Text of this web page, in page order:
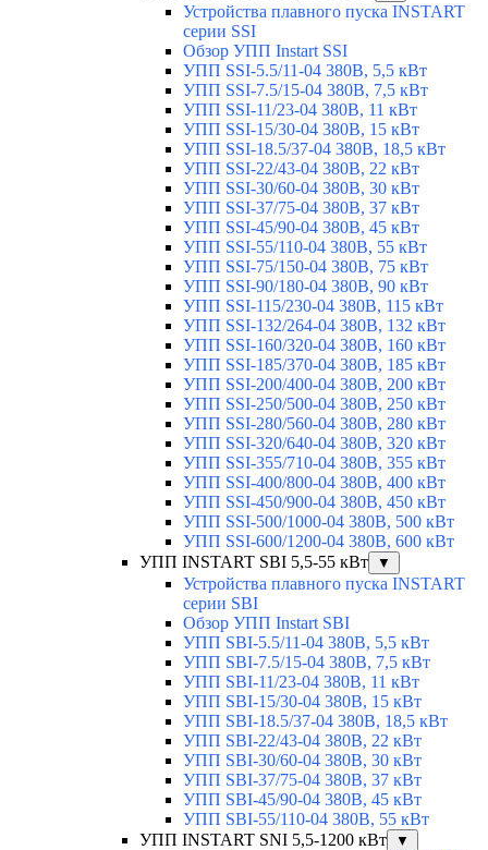
Устройства плавного пуска INSTART
серии SSI
Обзор УПП Instart SSI
УПП SSI-5.5/11-04 380В, 5,5 кВт
УПП SSI-7.5/15-04 380В, 7,5 кВт
УПП SSI-11/23-04 380В, 11 кВт
УПП SSI-15/30-04 380В, 15 кВт
УПП SSI-18.5/37-04 380В, 18,5 кВт
УПП SSI-22/43-04 380В, 22 кВт
УПП SSI-30/60-04 380В, 30 кВт
УПП SSI-37/75-04 380В, 37 кВт
УПП SSI-45/90-04 380В, 45 кВт
УПП SSI-55/110-04 380В, 55 кВт
УПП SSI-75/150-04 380В, 75 кВт
УПП SSI-90/180-04 380В, 90 кВт
УПП SSI-115/230-04 380В, 115 кВт
УПП SSI-132/264-04 380В, 132 кВт
УПП SSI-160/320-04 380В, 160 кВт
УПП SSI-185/370-04 380В, 185 кВт
УПП SSI-200/400-04 380В, 200 кВт
УПП SSI-250/500-04 380В, 250 кВт
УПП SSI-280/560-04 380В, 280 кВт
УПП SSI-320/640-04 380В, 320 кВт
УПП SSI-355/710-04 380В, 355 кВт
УПП SSI-400/800-04 380В, 400 кВт
УПП SSI-450/900-04 380В, 450 кВт
УПП SSI-500/1000-04 380В, 500 кВт
УПП SSI-600/1200-04 380В, 600 кВт
УПП INSTART SBI 5,5-55 кВт
▼
Устройства плавного пуска INSTART
серии SBI
Обзор УПП Instart SBI
УПП SBI-5.5/11-04 380В, 5,5 кВт
УПП SBI-7.5/15-04 380В, 7,5 кВт
УПП SBI-11/23-04 380В, 11 кВт
УПП SBI-15/30-04 380В, 15 кВт
УПП SBI-18.5/37-04 380В, 18,5 кВт
УПП SBI-22/43-04 380В, 22 кВт
УПП SBI-30/60-04 380В, 30 кВт
УПП SBI-37/75-04 380В, 37 кВт
УПП SBI-45/90-04 380В, 45 кВт
УПП SBI-55/110-04 380В, 55 кВт
УПП INSTART SNI 5,5-1200 кВт
▼